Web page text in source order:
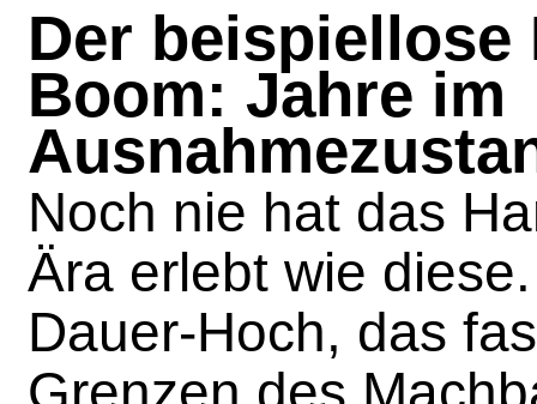
Der beispiellose
Boom: Jahre im
Noch nie hat das
Ära erlebt wie
Dauer-Hoch, das